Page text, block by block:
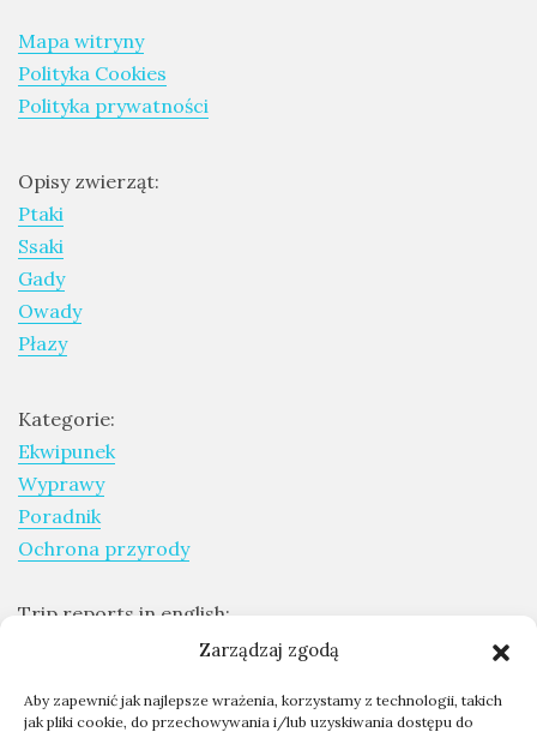
Zarządzaj zgodą
Aby zapewnić jak najlepsze wrażenia, korzystamy z technologii, takich
jak pliki cookie, do przechowywania i/lub uzyskiwania dostępu do
Mapa witryny
Polityka Cookies
Polityka prywatności
Opisy zwierząt:
Ptaki
Ssaki
Gady
Owady
Płazy
Kategorie:
Ekwipunek
Wyprawy
Poradnik
Ochrona przyrody
Trip reports in english:
Skontaktuj się ze mną